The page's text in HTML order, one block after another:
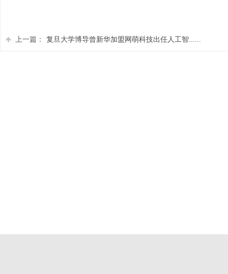
上一篇： 复旦大学博导曾新华加盟网萌科技出任人工智......